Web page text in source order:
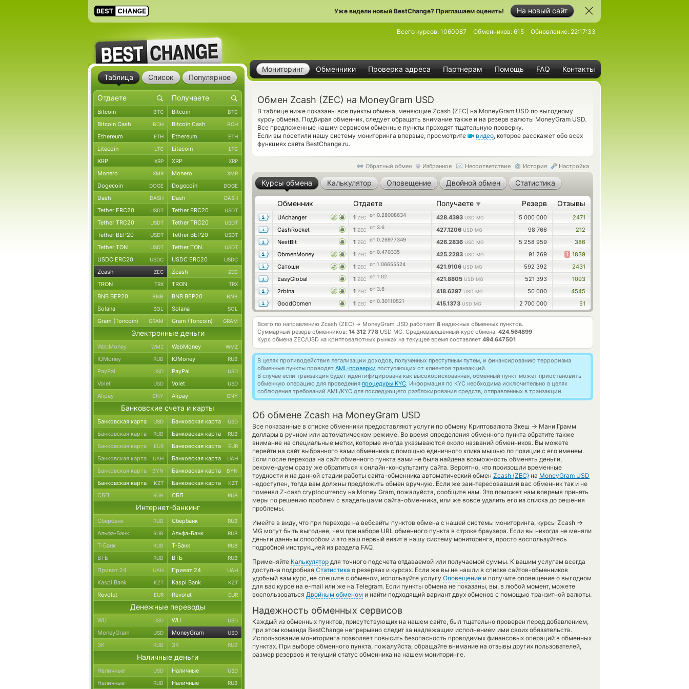
На новый сайт
Уже видели новый BestChange? Приглашаем оценить!
Мониторинг Обменники Проверка адреса Партнерам Помощь FAQ Контакты
Всего курсов: 1060087 Обменников: 615 Обновление: 22:17:33
Обмен Zcash (ZEC) на MoneyGram USD
В таблице ниже показаны все пункты обмена, меняющие Zcash (ZEC) на MoneyGram USD по выгодному
курсу обмена. Подбирая обменник, следует обращать внимание также и на резерв валюты MoneyGram USD.
Все предложенные нашим сервисом обменные пункты проходят тщательную проверку.
Если вы посетили нашу систему мониторинга впервые, просмотрите
видео, которое расскажет обо всех
функциях сайта BestChange.ru.
Обратный обмен Избранное Несоответствие История Настройка
Курсы обмена Калькулятор Оповещение Двойной обмен Статистика
Обменник Отдаете Получаете ▼ Резерв Отзывы
UAchanger 1 ZEC от 0.28008634 428.4393 USD MG 5 000 000
2471
CashRocket
1 ZEC от 3.6 427.1206 USD MG 98 766
212
NextBit
1 ZEC от 0.26977349 426.2836 USD MG 5 258 959
386
ObmenMoney
1 ZEC от 0.470335 425.2283 USD MG 91 269 1 1839
Сатоши
1 ZEC от 1.06655524 421.9106 USD MG 592 392
2431
EasyGlobal
1 ZEC от 1.02 421.8805 USD MG 521 393
1093
2rbina
1 ZEC от 3.6 418.6297 USD MG 50 000
4545
GoodObmen
1 ZEC от 0.30110521 415.1373 USD MG 2 700 000 51
Всего по направлению Zcash (ZEC) → MoneyGram USD работает 8 надежных обменных пунктов.
Суммарный резерв обменников: 14 312 778 USD MG. Средневзвешенный курс обмена: 424.564899
Курс обмена ZEC/USD на криптовалютных рынках на текущее время составляет 494.647501
В целях противодействия легализации доходов, полученных преступным путем, и финансированию терроризма
обменные пункты проводят AML-проверки поступающих от клиентов транзакций.
В случае если транзакция будет идентифицирована как высокорискованная, обменный пункт может приостановить
обменную операцию для проведения процедуры KYC. Информация по KYC необходима исключительно в целях
соблюдения требований AML/KYC для последующего разблокирования средств, отправленных в транзакции.
Об обмене Zcash на MoneyGram USD
Все показанные в списке обменники предоставляют услуги по обмену Криптовалюта Зкеш → Мани Грамм
доллары в ручном или автоматическом режиме. Во время определения обменного пункта обратите также
внимание на специальные метки, которые иногда указываются около названий обменников. Вы можете
перейти на сайт выбранного вами обменника с помощью единичного клика мышью по позиции с его именем.
Если после перехода на сайт обменного пункта вами не была найдена возможность обменять деньги,
рекомендуем сразу же обратиться к онлайн-консультанту сайта. Вероятно, что произошли временные
трудности и на данной стадии работы сайта-обменника автоматический обмен Zcash (ZEC) на MoneyGram USD
недоступен, тогда вам должны предложить обмен вручную. Если же заинтересовавший вас обменник так и не
поменял Z-cash cryptocurrency на Money Gram, пожалуйста, сообщите нам. Это поможет нам вовремя принять
меры по решению проблем с владельцами сайта-обменника, или же вовсе удалить его из списка до решения
проблемы.
Имейте в виду, что при переходе на вебсайты пунктов обмена с нашей системы мониторинга, курсы Zcash →
MG могут быть выгоднее, чем при наборе URL обменного пункта в строке браузера. Если вы никогда не меняли
деньги данным способом и это ваш первый визит в нашу систему мониторинга, просто воспользуйтесь
подробной инструкцией из раздела FAQ.
Применяйте Калькулятор для точного подсчета отдаваемой или получаемой суммы. К вашим услугам всегда
доступна подробная Статистика о резервах и курсах. Если же вы не нашли в списке сайтов-обменников
удобный вам курс, не спешите с обменом, используйте услугу Оповещение и получите оповещение о выгодном
для вас курсе на e-mail или же на Telegram. Если пункты обмена не показаны, вы, в любой момент, можете
воспользоваться Двойным обменом и найти подходящий вариант двух обменов с помощью транзитной валюты.
Надежность обменных сервисов
Каждый из обменных пунктов, присутствующих на нашем сайте, был тщательно проверен перед добавлением,
при этом команда BestChange непрерывно следит за надлежащим исполнением ими своих обязательств.
Использование мониторинга позволяет повысить безопасность проводимых финансовых операций в обменных
пунктах. При выборе обменного пункта, пожалуйста, обращайте внимание на отзывы других пользователей,
размер резервов и текущий статус обменника на нашем мониторинге.
Таблица Список Популярное
Bitcoin BTC Bitcoin BTC
Bitcoin Cash BCH Bitcoin Cash BCH
Ethereum ETH Ethereum ETH
Litecoin LTC Litecoin LTC
XRP XRP XRP XRP
Monero XMR Monero XMR
Dogecoin DOGE Dogecoin DOGE
Dash DASH Dash DASH
Tether ERC20 USDT Tether ERC20 USDT
Tether TRC20 USDT Tether TRC20 USDT
Tether BEP20 USDT Tether BEP20 USDT
Tether TON USDT Tether TON USDT
USDC ERC20 USDC USDC ERC20 USDC
Zcash ZEC Zcash ZEC
TRON TRX TRON TRX
BNB BEP20 BNB BNB BEP20 BNB
Solana SOL Solana SOL
Gram (Toncoin) GRAM Gram (Toncoin) GRAM
Электронные деньги
WebMoney WMZ WebMoney WMZ
ЮMoney RUB ЮMoney RUB
PayPal USD PayPal USD
Volet USD Volet USD
Alipay CNY Alipay CNY
Банковские счета и карты
Банковская карта USD Банковская карта USD
Банковская карта RUB Банковская карта RUB
Банковская карта EUR Банковская карта EUR
Банковская карта UAH Банковская карта UAH
Банковская карта BYN Банковская карта BYN
Банковская карта KZT Банковская карта KZT
СБП RUB СБП RUB
Интернет-банкинг
Сбербанк RUB Сбербанк RUB
Альфа-Банк RUB Альфа-Банк RUB
Т-Банк RUB Т-Банк RUB
ВТБ RUB ВТБ RUB
Приват 24 UAH Приват 24 UAH
Kaspi Bank KZT Kaspi Bank KZT
Revolut EUR Revolut EUR
Денежные переводы
WU USD WU USD
MoneyGram USD MoneyGram USD
ЗК RUB ЗК RUB
Наличные деньги
Наличные USD Наличные USD
Наличные RUB Наличные RUB